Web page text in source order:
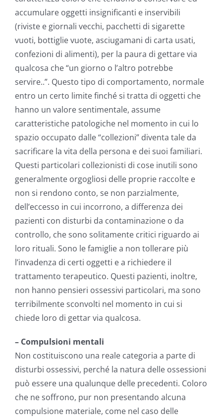
accumulare oggetti insignificanti e inservibili
(riviste e giornali vecchi, pacchetti di sigarette
vuoti, bottiglie vuote, asciugamani di carta usati,
confezioni di alimenti), per la paura di gettare via
qualcosa che “un giorno o l’altro potrebbe
servire..”. Questo tipo di comportamento, normale
entro un certo limite finché si tratta di oggetti che
hanno un valore sentimentale, assume
caratteristiche patologiche nel momento in cui lo
spazio occupato dalle “collezioni” diventa tale da
sacrificare la vita della persona e dei suoi familiari.
Questi particolari collezionisti di cose inutili sono
generalmente orgogliosi delle proprie raccolte e
non si rendono conto, se non parzialmente,
dell’eccesso in cui incorrono, a differenza dei
pazienti con disturbi da contaminazione o da
controllo, che sono solitamente critici riguardo ai
loro rituali. Sono le famiglie a non tollerare più
l’invadenza di certi oggetti e a richiedere il
trattamento terapeutico. Questi pazienti, inoltre,
non hanno pensieri ossessivi particolari, ma sono
terribilmente sconvolti nel momento in cui si
chiede loro di gettar via qualcosa.
– Compulsioni mentali
Non costituiscono una reale categoria a parte di
disturbi ossessivi, perché la natura delle ossessioni
può essere una qualunque delle precedenti. Coloro
che ne soffrono, pur non presentando alcuna
compulsione materiale, come nel caso delle